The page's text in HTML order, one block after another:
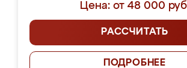
Цена: от 48 000
РАССЧИТАТЬ
ПОДРОБНЕЕ